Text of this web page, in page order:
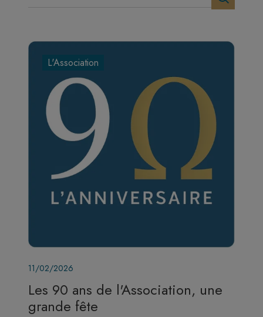
L'Association
11/02/2026
Les 90 ans de l'Association, une
grande fête